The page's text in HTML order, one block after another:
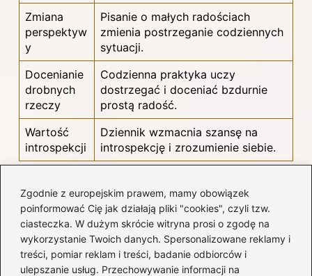
Zgodnie z europejskim prawem, mamy obowiązek
poinformować Cię jak działają pliki "cookies", czyli tzw.
ciasteczka. W dużym skrócie witryna prosi o zgodę na
wykorzystanie Twoich danych. Spersonalizowane reklamy i
treści, pomiar reklam i treści, badanie odbiorców i
ulepszanie usług. Przechowywanie informacji na
Zmiana
perspektyw
y
Pisanie o małych radościach
zmienia postrzeganie codziennych
sytuacji.
Docenianie
drobnych
rzeczy
Codzienna praktyka uczy
dostrzegać i doceniać bzdurnie
prostą radość.
Wartość
introspekcji
Dziennik wzmacnia szansę na
introspekcję i zrozumienie siebie.
Ciekawostka: Badania wykazały, że
prowadzenie dziennika wdzięczności
może zwiększyć ogólne poczucie
szczęścia i zmniejszyć objawy depresji, a
nawet poprawić jakość snu dzięki